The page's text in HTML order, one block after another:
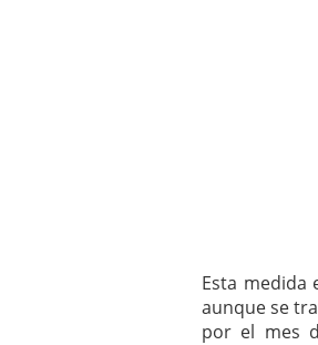
Esta medida
aunque se
por el mes